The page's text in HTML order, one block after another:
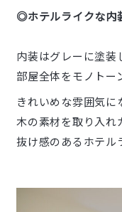
◎ホテルライクな内
内装はグレーに塗装
部屋全体をモノトー
きれいめな雰囲気に
木の素材を取り入れ
抜け感のあるホテル